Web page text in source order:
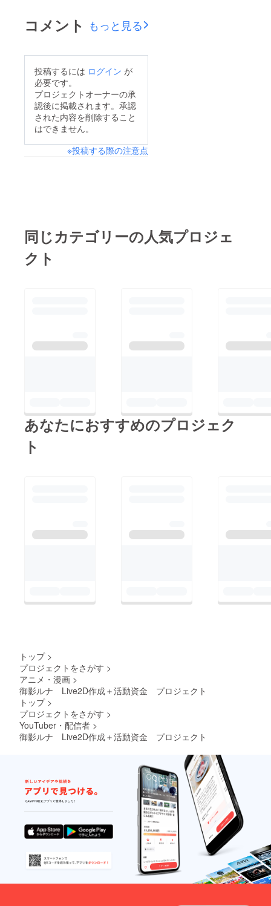
コメント もっと見る
投稿するには ログイン が
必要です。
プロジェクトオーナーの承
認後に掲載されます。承認
された内容を削除すること
はできません。
※投稿する際の注意点
同じカテゴリーの人気プロジェ
クト
あなたにおすすめのプロジェク
ト
トップ >
プロジェクトをさがす >
アニメ・漫画 >
御影ルナ Live2D作成＋活動資金 プロジェクト
トップ >
プロジェクトをさがす >
YouTuber・配信者 >
御影ルナ Live2D作成＋活動資金 プロジェクト